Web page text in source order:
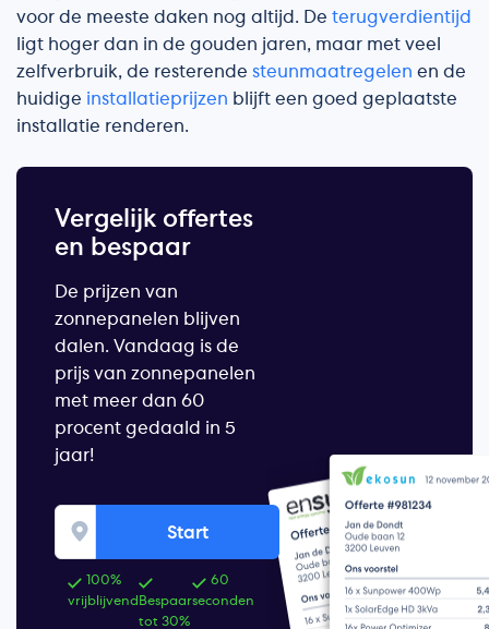
voor de meeste daken nog altijd. De terugverdientijd
ligt hoger dan in de gouden jaren, maar met veel
zelfverbruik, de resterende steunmaatregelen en de
huidige installatieprijzen blijft een goed geplaatste
installatie renderen.
Vergelijk offertes
en bespaar
De prijzen van
zonnepanelen blijven
dalen. Vandaag is de
prijs van zonnepanelen
met meer dan 60
procent gedaald in 5
jaar!
Start
100%
vrijblijvend Bespaar
tot 30%
60
seconden